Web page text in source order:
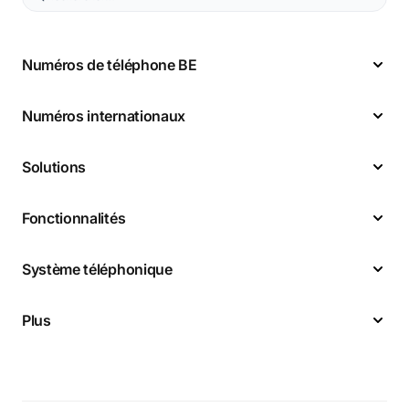
Numéros de téléphone BE
Numéros internationaux
Solutions
Fonctionnalités
Système téléphonique
Plus